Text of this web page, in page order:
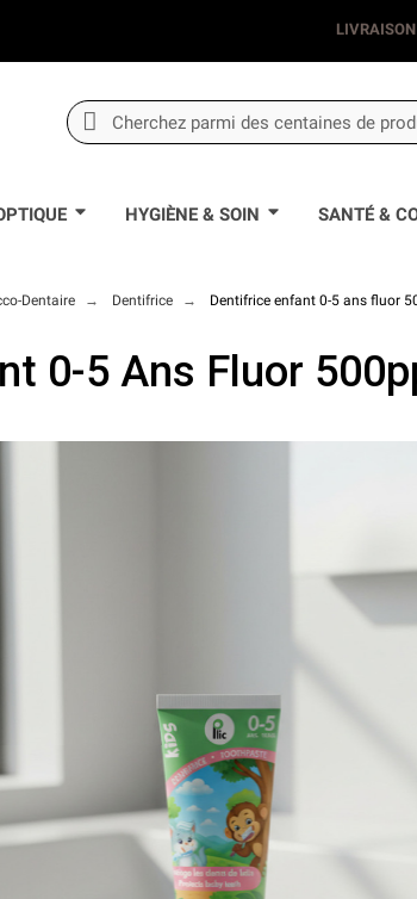
HYGIÈNE & SOIN SANTÉ &
Dentaire Dentifrice Dentifrice enfant 0-5 ans fluor
0-5 Ans Fluor